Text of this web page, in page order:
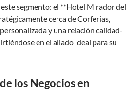
segmento: el **Hotel Mirador del
cerca de Corferias,
y una relación calidad-
en el aliado ideal para su
los Negocios en